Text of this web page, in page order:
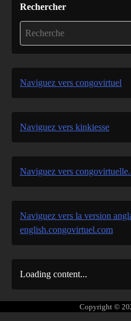
Rechercher
Naviguez vers congovirtuel
Naviguez vers kinkiesse
Naviguez vers
Naviguez vers la version
english.congovirtuel.com
Loading content...
Copyright ©